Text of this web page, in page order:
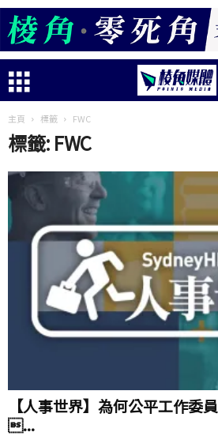
主頁 標籤 FWC
標籤: FWC
【人事世界】為何公平工作委
...